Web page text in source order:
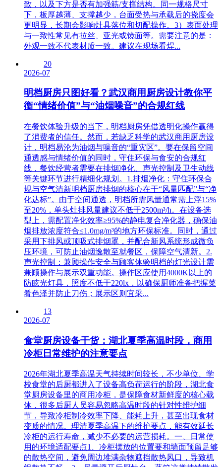
致，以及下方是否有加强筋/支撑结构。同一规格尺寸
下，板厚越薄、支撑越少，台面受热与承载后的挠度会
更明显，长期会影响灶具落位和切配操作。3）表面处理
与一致性常见有拉丝、亚光或镜面等。需要注意的是：
外观一致不代表材质一致。建议在现场看焊...
20
2026-07
明档厨房只图好看？武汉商用厨房设计教你平
衡“情绪价值”与“油烟噪音”的合规红线
在餐饮体验升级的当下，明档厨房凭借透明化操作赢得
了消费者的信任。然而，若缺乏科学的武汉商用厨房设
计，明档易沦为油烟与噪音的“重灾区”。要在保留空间
通透感与情绪价值的同时，守住环保与食安的合规红
线，餐饮经营者需要在排烟净化、声光控制及卫生动线
等关键环节进行精细化规划。1.排烟净化：守住环保合
规与空气清新明档厨房排烟的核心在于“风量匹配”与“净
化达标”。由于空间通透，明档所需风量通常需上浮15%
至20%，单头灶排风量建议不低于2500m³/h。在设备选
型上，需配置净化效率≥95%的静电复合净化器，确保油
烟排放浓度符合≤1.0mg/m³的地方环保标准。同时，通过
采用下排风或顶吸式排烟罩，并配合新风系统形成微负
压环境，可防止油烟逸散至就餐区，保障空气清新。2.
声光控制：兼顾操作安全与顾客体验明档的灯光设计需
兼顾操作与展示双重功能。操作区应使用4000K以上的
防眩光灯具，照度不低于220lx，以确保厨师准备把握菜
肴色泽并防止刀伤；展示区则宜采...
13
2026-07
食堂厨房设备干货：湖北夏季高温时段，商用
冷柜日常维护的注意要点
2026年湖北夏季高温天气持续时间较长，不少单位、学
校食堂的后厨都进入了设备高负荷运行的阶段，湖北食
堂厨房设备里的商用冷柜，是保障食材新鲜度的核心载
体，很多后厨人员容易忽略高温时段的针对性维护细
节，导致冷柜制冷效率下降、能耗上升，甚至出现食材
变质的情况。理清夏季高温下的维护要点，能有效延长
冷柜的运行寿命，减少不必要的运营损耗。一、日常使
用的环境适配要点1、冷柜摆放的位置要和墙面预留足够
的散热空间，避免周边堆满杂物遮挡散热风口，导致机